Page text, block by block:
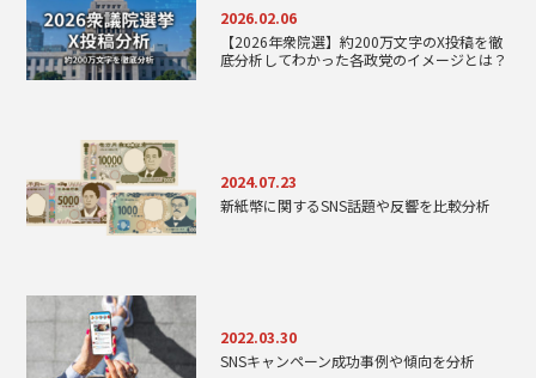
2026.02.06
【2026年衆院選】約200万文字のX投稿を徹
底分析してわかった各政党のイメージとは？
2024.07.23
新紙幣に関するSNS話題や反響を比較分析
2022.03.30
SNSキャンペーン成功事例や傾向を分析